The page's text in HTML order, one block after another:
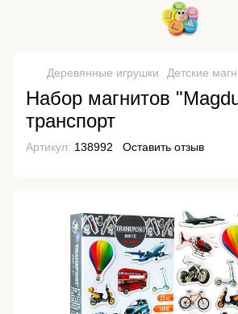
Деревянные игрушки Детские
Набор магнитов
транспорт
Артикул: 138992 Оставить отзыв